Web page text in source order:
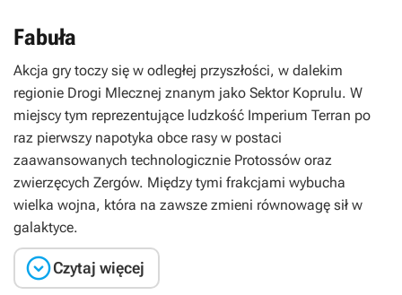
Fabuła
Akcja gry toczy się w odległej przyszłości, w dalekim
regionie Drogi Mlecznej znanym jako Sektor Koprulu. W
miejscy tym reprezentujące ludzkość Imperium Terran po
raz pierwszy napotyka obce rasy w postaci
zaawansowanych technologicznie Protossów oraz
zwierzęcych Zergów. Między tymi frakcjami wybucha
wielka wojna, która na zawsze zmieni równowagę sił w
galaktyce.
Czytaj więcej